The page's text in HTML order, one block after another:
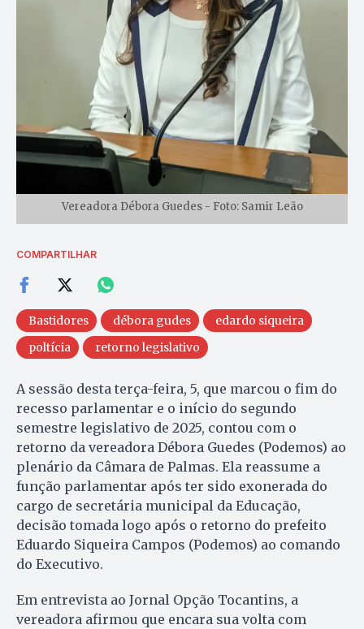
Vereadora Débora Guedes - Foto: Samir Leão
COMPARTILHAR
Bastidores débora gudes
edardo siqueira
poltícia
retorno legislativo
A sessão desta terça-feira, 5, que marcou o fim do
recesso parlamentar e o início do segundo
semestre legislativo de 2025, contou com o
retorno da vereadora Débora Guedes (Podemos) ao
plenário da Câmara de Palmas. Ela reassume a
função parlamentar após ter sido exonerada do
cargo de secretária municipal da Educação,
decisão tomada logo após o retorno do prefeito
Eduardo Siqueira Campos (Podemos) ao comando
do Executivo.
Em entrevista ao Jornal Opção Tocantins, a
vereadora afirmou que encara sua volta com